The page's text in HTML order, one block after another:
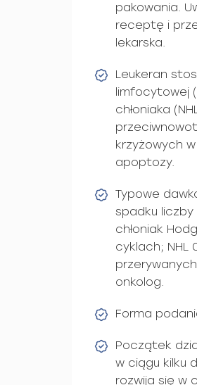
pakowania.
receptę i
lekarska.
Leukeran
limfocytowej
chłoniaka
krzyżowych
apoptozy.
Typowe
spadku
chłoniak
cyklach; NHL
onkolog.
Forma
Początek
w ciągu kilku
rozwija się w